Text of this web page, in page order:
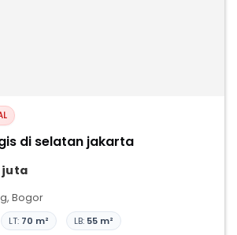
di selatan jakarta
juta
, Bogor
LT: 70 m² LB: 55 m²